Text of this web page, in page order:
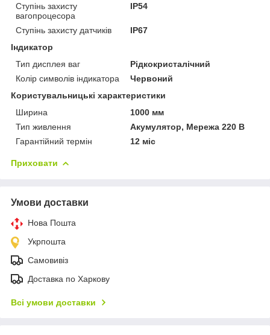
Ступінь захисту
вагопроцесора
IP54
Ступінь захисту датчиків
IP67
Індикатор
Тип дисплея ваг
Рідкокристалічний
Колір символів індикатора
Червоний
Користувальницькі характеристики
Ширина
1000 мм
Тип живлення
Акумулятор, Мережа 220 В
Гарантійний термін
12 міс
Приховати
Умови доставки
Нова Пошта
Укрпошта
Самовивіз
Доставка по Харкову
Всі умови доставки